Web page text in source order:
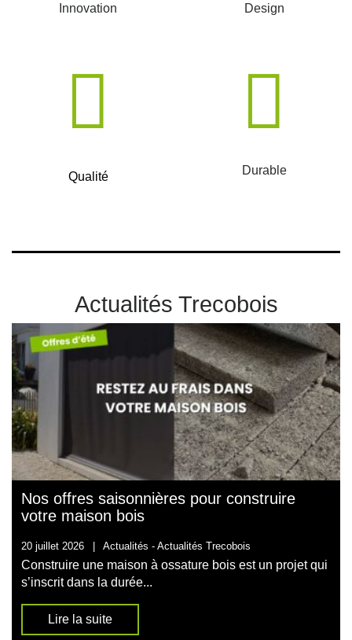
Innovation Design
Qualité Durable
Actualités Trecobois
Nos offres saisonnières pour construire
votre maison bois
20 juillet 2026 Actualités - Actualités Trecobois
Construire une maison à ossature bois est un projet qui
s’inscrit dans la durée...
Lire la suite